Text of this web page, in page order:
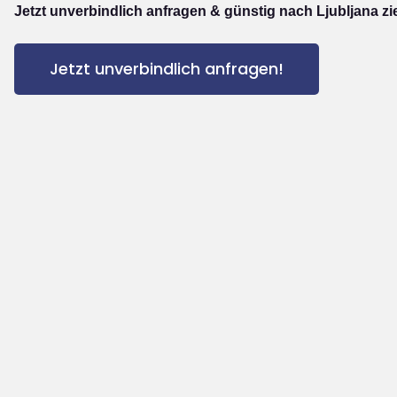
Jetzt unverbindlich anfragen & günstig nach Ljubljana
Jetzt unverbindlich anfragen!